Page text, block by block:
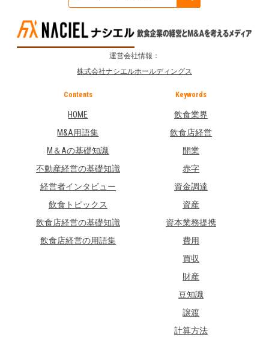
運営会社情報：
株式会社ナシエルホールディングス
Contents
HOME
M&A用語集
M＆Aの基礎知識
不動産経営の基礎知識
経営者インタビュー
飲食トピックス
飲食店経営の基礎知識
飲食店経営の用語集
Keywords
飲食業界
飲食店経営
開業
赤字
資金調達
資産
資本業務提携
費用
買収
財産
豆知識
譲渡
計算方法